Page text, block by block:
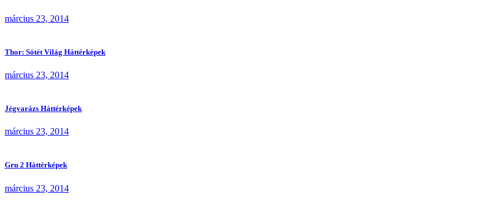
március 23, 2014
Thor: Sötét Világ Háttérképek
március 23, 2014
Jégvarázs Háttérképek
március 23, 2014
Gru 2 Háttérképek
március 23, 2014